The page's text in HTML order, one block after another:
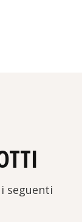
seguenti